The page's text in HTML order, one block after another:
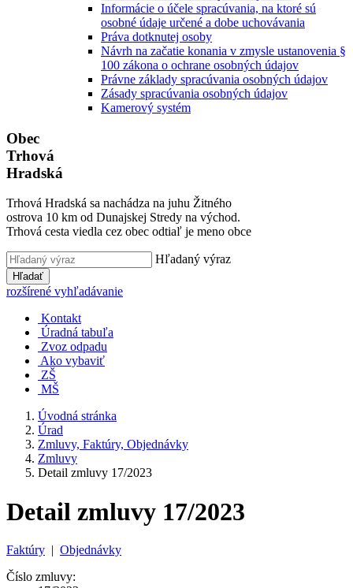
Informácie o účele spracúvania, na ktoré sú
osobné údaje určené a dobe uchovávania
Práva dotknutej osoby
Návrh na začatie konania v zmysle ustanovenia §
100 zákona o ochrane osobných údajov
Právne základy spracúvania osobných údajov
Zásady spracúvania osobných údajov
Kamerový systém
Obec
Trhová
Hradská
Trhová Hradská sa nachádza na juhu Žitného
ostrova 10 km od Dunajskej Stredy na východ.
Trhová cesta viedla cez obec odtiaľ je meno obce
Hľadaný výraz
Hľadať
rozšírené vyhľadávanie
Kontakt
Úradná tabuľa
Zvoz odpadu
Ako vybaviť
ZŠ
MŠ
Úvodná stránka
Úrad
Zmluvy, Faktúry, Objednávky
Zmluvy
Detail zmluvy 17/2023
Detail zmluvy 17/2023
Faktúry | Objednávky
Číslo zmluvy: